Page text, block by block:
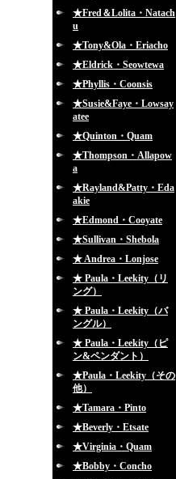
★Fred＆Lolita・Natach
u
★Tony&Ola・Eriacho
★Eldrick・Seowtewa
★Phyllis・Coonsis
★Susie&Faye・Lowsay
atee
★Quinton・Quam
★Thompson・Allapow
a
★Rayland&Patty・Eda
akie
★Edmond・Cooyate
★Sullivan・Shebola
★ Andrea・Lonjose
★ Paula・Leekity（リ
ング）
★ Paula・Leekity（バ
ングル）
★ Paula・Leekity（ピ
ン&ペンダント）
★Paula・Leekity（その
他）
★Tamara・Pinto
★Beverly・Etsate
★Virginia・Quam
★Bobby・Concho